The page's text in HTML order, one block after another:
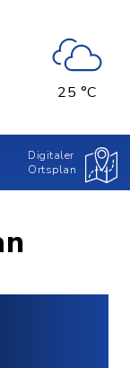
25 °C
Digitaler
Ortsplan